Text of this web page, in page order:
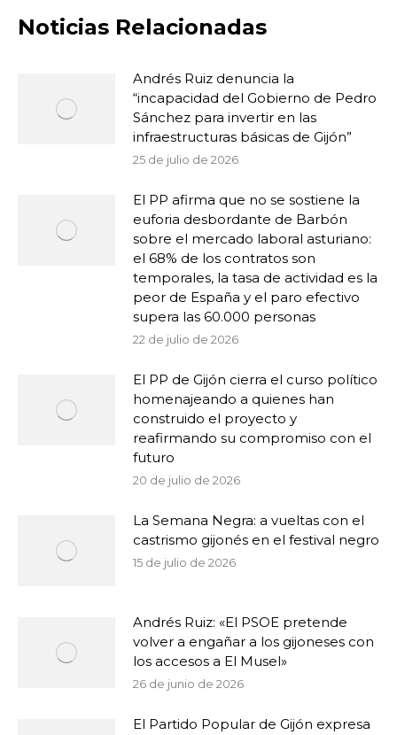
Noticias Relacionadas
Andrés Ruiz denuncia la
“incapacidad del Gobierno de Pedro
Sánchez para invertir en las
infraestructuras básicas de Gijón”
25 de julio de 2026
El PP afirma que no se sostiene la
euforia desbordante de Barbón
sobre el mercado laboral asturiano:
el 68% de los contratos son
temporales, la tasa de actividad es la
peor de España y el paro efectivo
supera las 60.000 personas
22 de julio de 2026
El PP de Gijón cierra el curso político
homenajeando a quienes han
construido el proyecto y
reafirmando su compromiso con el
futuro
20 de julio de 2026
La Semana Negra: a vueltas con el
castrismo gijonés en el festival negro
15 de julio de 2026
Andrés Ruiz: «El PSOE pretende
volver a engañar a los gijoneses con
los accesos a El Musel»
26 de junio de 2026
El Partido Popular de Gijón expresa